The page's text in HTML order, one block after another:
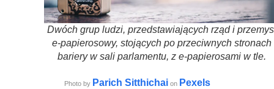
Dwóch grup ludzi, przedstawiających rząd i
e-papierosowy, stojących po przeciwnych stronach
bariery w sali parlamentu, z e-papierosami w tle.
Photo by Parich Sitthichai on Pexels